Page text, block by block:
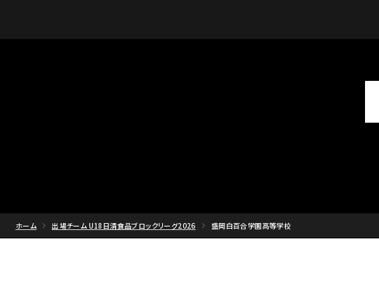
ホーム 出場チーム U18日清食品ブロックリーグ2026 盛岡白百合学園高等学校